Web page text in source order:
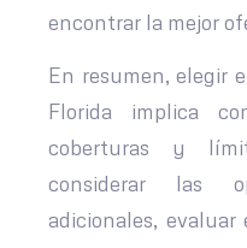
encontrar la mejor
En resumen, elegir
Florida implica
coberturas y
considerar las
adicionales,